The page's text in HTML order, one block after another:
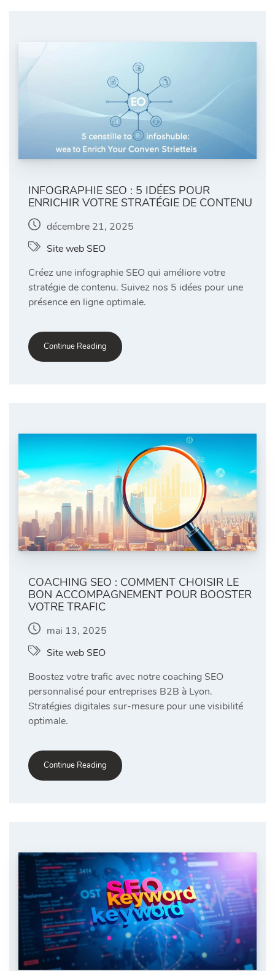
INFOGRAPHIE SEO : 5 IDÉES POUR
ENRICHIR VOTRE STRATÉGIE DE CONTENU
décembre 21, 2025
Site web SEO
Créez une infographie SEO qui améliore votre
stratégie de contenu. Suivez nos 5 idées pour une
présence en ligne optimale.
Continue Reading
COACHING SEO : COMMENT CHOISIR LE
BON ACCOMPAGNEMENT POUR BOOSTER
VOTRE TRAFIC
mai 13, 2025
Site web SEO
Boostez votre trafic avec notre coaching SEO
personnalisé pour entreprises B2B à Lyon.
Stratégies digitales sur-mesure pour une visibilité
optimale.
Continue Reading